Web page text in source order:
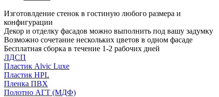
Изготовлдение стенок в гостиную любого размера и
конфигурации
Декор и отделку фасадов можно выполнить под вашу задумку
Возможно сочетание нескольких цветов в одном фасаде
Бесплатная сборка в течение 1-2 рабочих дней
ЛДСП
Пластик Alvic Luxe
Пластик HPL
Пленка ПВХ
Полотно АГТ (МДФ)